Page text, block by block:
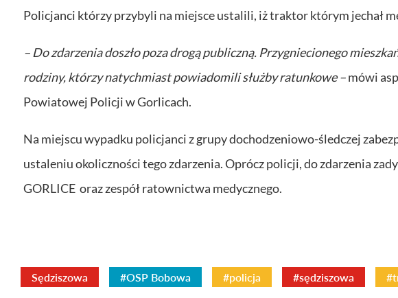
Policjanci którzy przybyli na miejsce ustalili, iż traktor którym jechał
– Do zdarzenia doszło poza drogą publiczną. Przygniecionego
rodziny, którzy natychmiast powiadomili służby ratunkowe –mówi
Powiatowej Policji w Gorlicach.
Na miejscu wypadku policjanci z grupy dochodzeniowo-śledczej
ustaleniu okoliczności tego zdarzenia. Oprócz policji, do zdarzenia
GORLICE oraz zespół ratownictwa medycznego.
Sędziszowa #OSP Bobowa #policja #sędziszowa